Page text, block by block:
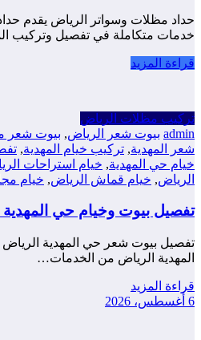
حداد مظلات وسواتر الرياض يقدم
خدمات متكاملة في تفصيل وتركيب
قراءة المزيد
تركيب مظلات الرياض
admin بيوت شعر الرياض, بيوت شعر
شعر المهدية, تركيب خيام المهدية,
خيام حي المهدية, خيام استراحات
الرياض, خيام قماش الرياض, خيام
تفصيل بيوت وخيام حي المهدية
تفصيل بيوت شعر حي المهدية
المهدية الرياض من الخدمات…
قراءة المزيد
6 أغسطس، 2026